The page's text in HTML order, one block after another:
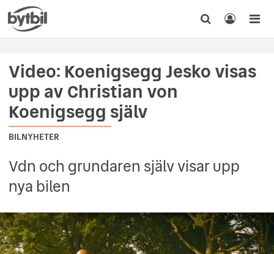
Video: Koenigsegg Jesko visas
upp av Christian von
Koenigsegg själv
BILNYHETER
Vdn och grundaren själv visar upp
nya bilen